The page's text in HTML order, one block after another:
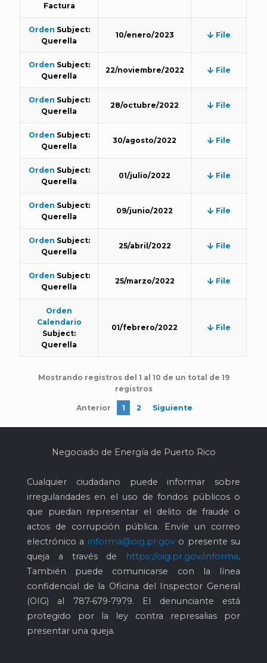
Factura
Orden Subject:
Querella
10/enero/2023 File
Orden Subject:
Querella
22/noviembre/2022 File
Orden Subject:
Querella
28/octubre/2022 File
Orden Subject:
Querella
30/agosto/2022 File
Orden Subject:
Querella
01/julio/2022 File
Orden Subject:
Querella
09/junio/2022 File
Orden Subject:
Querella
25/abril/2022 File
Orden Subject:
Querella
25/marzo/2022 File
Orden
Calendario
Subject:
Querella
01/febrero/2022 File
Mostrando registros del 1 al 10 de un total de 19
registros
Anterior 1 2 Siguiente
Negociado de Energía de Puerto Rico
Cualquier ciudadano puede informar sobre
irregularidades en el uso de fondos públicos o
que puedan representar el delito de fraude o
actos de corrupción pública. Envíe un correo
electrónico a informa@oig.pr.govo presente su
queja a través de
https://oig.pr.gov/informa.
También puede comunicarse con la línea
confidencial de la Oficina del Inspector General
(OIG) al 787-679-7979. El denunciante está
protegido por la ley contra represalias por
presentar una queja.